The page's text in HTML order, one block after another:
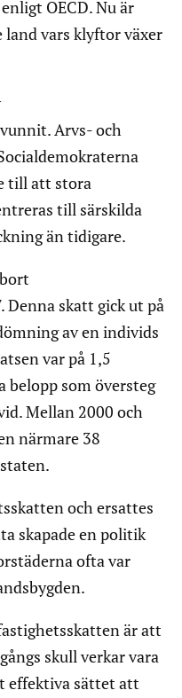
OECD. Nu är
land vars klyftor växer
Arvs- och
till att stora
till särskilda
än tidigare.
Denna skatt gick ut på
av en individs
var på 1,5
belopp som översteg
Mellan 2000 och
närmare 38
och ersattes
skapade en politik
ofta var
är att
skull verkar vara
effektiva sättet att